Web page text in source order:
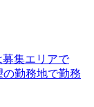
集エリアで
勤務地で勤務